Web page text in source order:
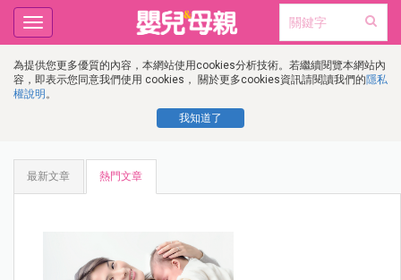
為提供您更多優質的內容，本網站使用cookies分析技術。若繼續閱覽本網站內
容，即表示您同意我們使用 cookies， 關於更多cookies資訊請閱讀我們的隱私
權說明 。
我知道了
Toggle
navigation
最新文章 熱門文章